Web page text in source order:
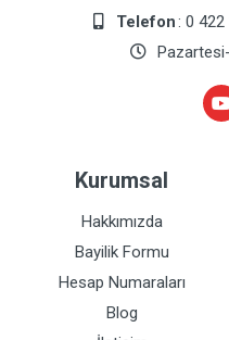
Telefon: 0 422
Kurumsal
Hakkımızda
Bayilik Formu
Hesap Numaraları
Blog